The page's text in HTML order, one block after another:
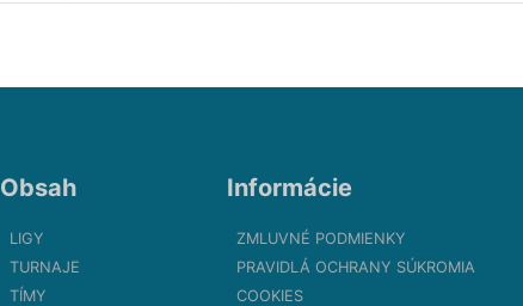
Obsah
LIGY
TURNAJE
TÍMY
Informácie
ZMLUVNÉ PODMIENKY
PRAVIDLÁ OCHRANY SÚKROMIA
COOKIES